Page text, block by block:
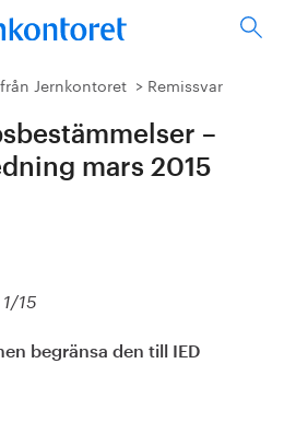
Jernkontoret Remissvar
–
mars 2015
15
begränsa den till IED